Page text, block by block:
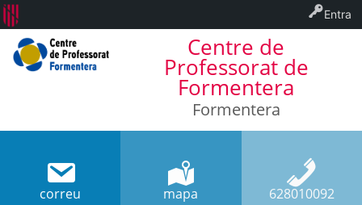
Centre de
Professorat de
Formentera
Formentera
correu mapa 628010092
Entra